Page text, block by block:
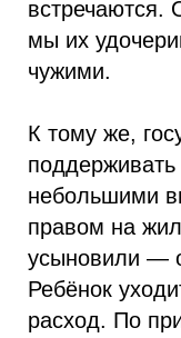
встречаются.
мы их
чужими.
К тому же,
небольшими
правом на
усыновили —
Ребёнок
расход. По